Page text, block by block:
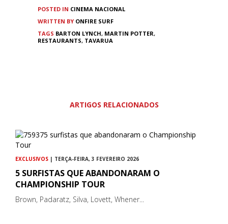
POSTED IN CINEMA NACIONAL
WRITTEN BY ONFIRE SURF
TAGS BARTON LYNCH, MARTIN POTTER,
RESTAURANTS, TAVARUA
ARTIGOS RELACIONADOS
EXCLUSIVOS | TERÇA-FEIRA, 3 FEVEREIRO 2026
5 SURFISTAS QUE ABANDONARAM O
CHAMPIONSHIP TOUR
Brown, Padaratz, Silva, Lovett, Whener...